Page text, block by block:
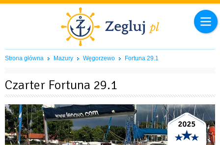
Strona główna Mazury Węgorzewo Fortuna 29.1
Czarter Fortuna 29.1